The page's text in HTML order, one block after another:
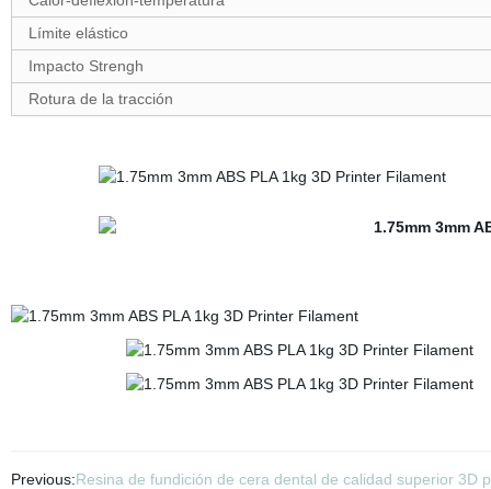
Límite elástico
Impacto Strengh
Rotura de la tracción
Previous:Resina de fundición de cera dental de calidad superior 3D